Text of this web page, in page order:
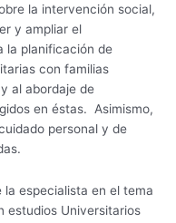
la intervención social,
y ampliar el
la planificación de
con familias
al abordaje de
en éstas. Asimismo,
personal y de
especialista en el tema
estudios Universitarios